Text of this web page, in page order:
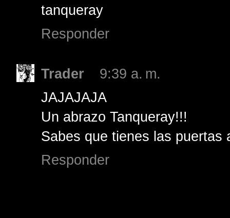
tanqueray
Responder
Trader
9:39 a. m.
JAJAJAJA
Un abrazo Tanqueray!!!
Sabes que tienes las puertas
Responder